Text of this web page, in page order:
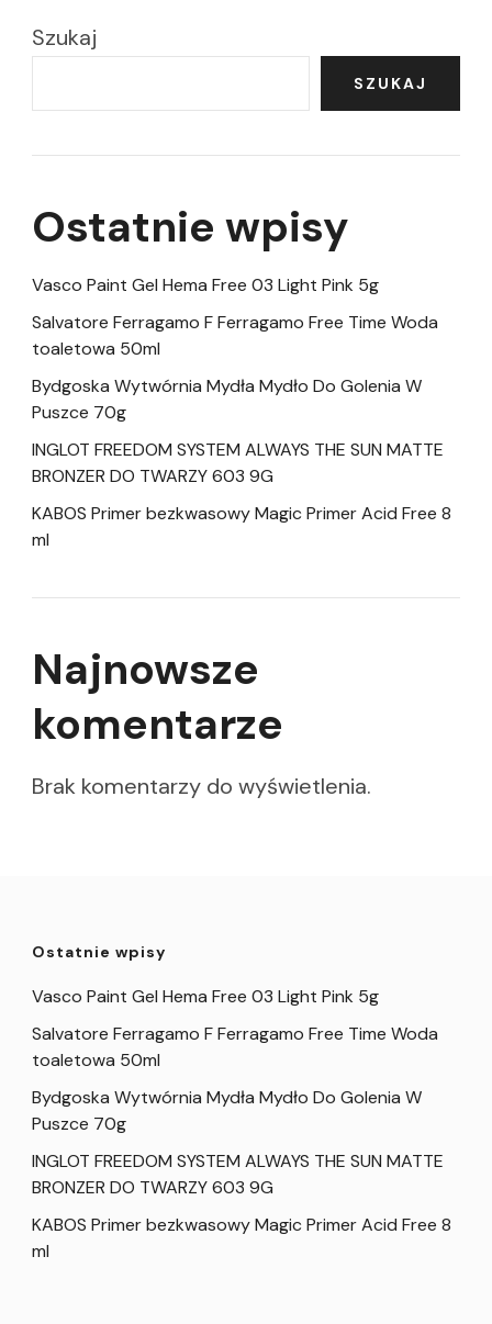
Szukaj
SZUKAJ
Ostatnie wpisy
Vasco Paint Gel Hema Free 03 Light Pink 5g
Salvatore Ferragamo F Ferragamo Free Time Woda
toaletowa 50ml
Bydgoska Wytwórnia Mydła Mydło Do Golenia W
Puszce 70g
INGLOT FREEDOM SYSTEM ALWAYS THE SUN MATTE
BRONZER DO TWARZY 603 9G
KABOS Primer bezkwasowy Magic Primer Acid Free 8
ml
Najnowsze
komentarze
Brak komentarzy do wyświetlenia.
Ostatnie wpisy
Vasco Paint Gel Hema Free 03 Light Pink 5g
Salvatore Ferragamo F Ferragamo Free Time Woda
toaletowa 50ml
Bydgoska Wytwórnia Mydła Mydło Do Golenia W
Puszce 70g
INGLOT FREEDOM SYSTEM ALWAYS THE SUN MATTE
BRONZER DO TWARZY 603 9G
KABOS Primer bezkwasowy Magic Primer Acid Free 8
ml